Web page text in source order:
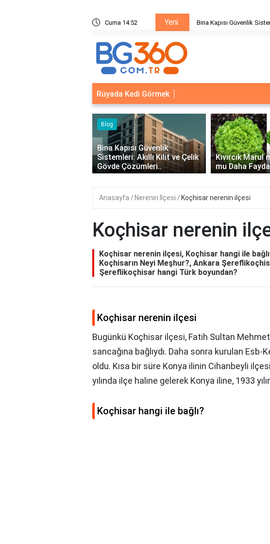
Cuma 14:52 Yeni
Sistemleri: Akıllı Kilit ve Çelik Gövde Çözümleri Bina Kapısı Güvenlik
Rüyada Kedi Görmek
Kıvırcık Marul mu, Düz Marul
mu Daha Faydalı?
İstanbul
Tarihî ve
‹
Anasayfa Nerenin İlçesi Koçhisar nerenin ilçesi
Koçhisar nerenin
Koçhisar nerenin ilçesi, Koçhisar hangi ile
Koçhisarın Neyi Meşhur?, Ankara
Şereflikoçhisar hangi Türk boyundan?
Koçhisar nerenin ilçesi
Bugünkü Koçhisar ilçesi, Fatih Sultan
sancağına bağlıydı. Daha sonra kurulan Esb-
oldu. Kısa bir süre Konya ilinin Cihanbeyli
yılında ilçe haline gelerek Konya iline, 1933
Koçhisar hangi ile bağlı?